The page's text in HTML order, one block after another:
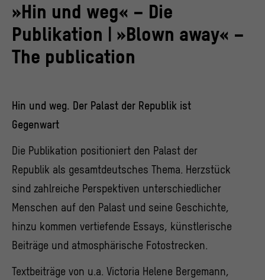
»Hin und weg« – Die
Publikation | »Blown away« –
The publication
Hin und weg. Der Palast der Republik ist
Gegenwart
Die Publikation positioniert den Palast der
Republik als gesamtdeutsches Thema. Herzstück
sind zahlreiche Perspektiven unterschiedlicher
Menschen auf den Palast und seine Geschichte,
hinzu kommen vertiefende Essays, künstlerische
Beiträge und atmosphärische Fotostrecken.
Textbeiträge von u.a. Victoria Helene Bergemann,